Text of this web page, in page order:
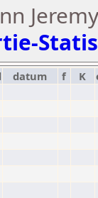
datum f K